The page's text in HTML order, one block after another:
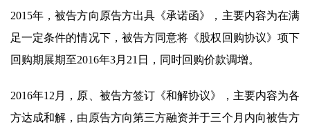
2015年，被告方向原告方出具《承诺函》，主要内容为在满
足一定条件的情况下，被告方同意将《股权回购协议》项下
回购期展期至2016年3月21日，同时回购价款调增。
2016年12月，原、被告方签订《和解协议》，主要内容为各
方达成和解，由原告方向第三方融资并于三个月内向被告方